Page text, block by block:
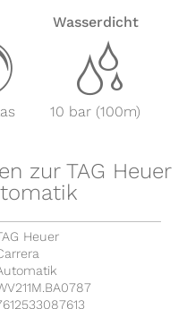
Wasserdicht
z
10 bar (100m)
zur TAG Heuer
Heuer